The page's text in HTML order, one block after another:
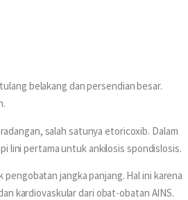
belakang dan persendian besar.
salah satunya etoricoxib. Dalam
lini pertama untuk ankilosis spondislosis.
jangka panjang. Hal ini karena
kardiovaskular dari obat-obatan AINS.